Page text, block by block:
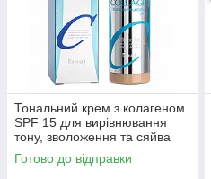
Тональний крем з колагеном
SPF 15 для вирівнювання
тону, зволоження та сяйва
шкіри Enough Collagen тон 13
Готово до відправки